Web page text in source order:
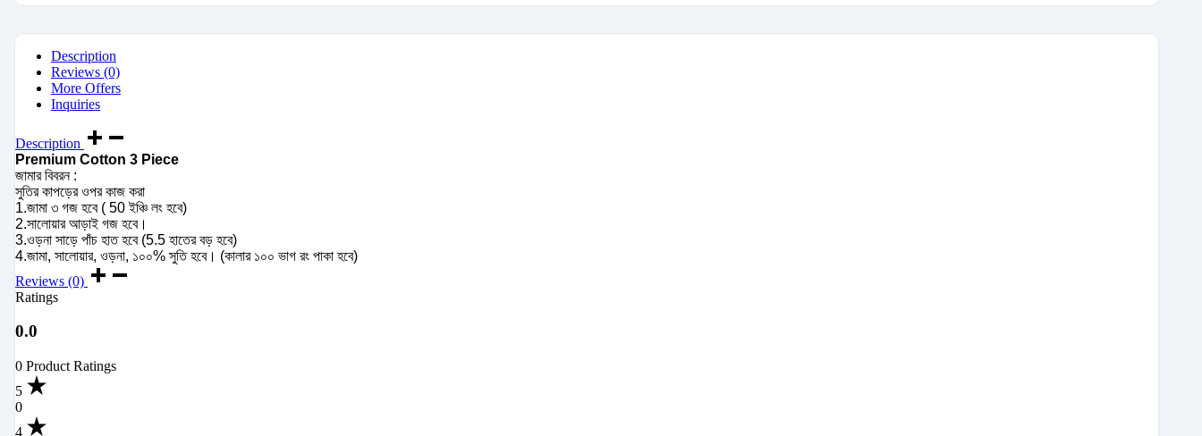
Description
Reviews (0)
More Offers
Inquiries
Description
Premium Cotton 3 Piece
জামার বিবরন :
সুতির কাপড়ের ওপর কাজ করা
1.জামা ৩ গজ হবে ( 50 ইঞ্চি লং হবে)
2.সালোয়ার আড়াই গজ হবে।
3.ওড়না সাড়ে পাঁচ হাত হবে (5.5 হাতের বড় হবে)
4.জামা, সালোয়ার, ওড়না, ১০০% সুতি হবে। (কালার ১০০ ভাগ রং পাকা হবে)
Reviews (0)
Ratings
0.0
0 Product Ratings
5
0
4